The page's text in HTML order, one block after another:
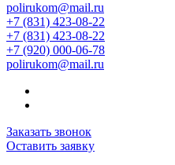
polirukom@mail.ru
+7 (831) 423-08-22
+7 (831) 423-08-22
+7 (920) 000-06-78
polirukom@mail.ru
Заказать звонок
Оставить заявку